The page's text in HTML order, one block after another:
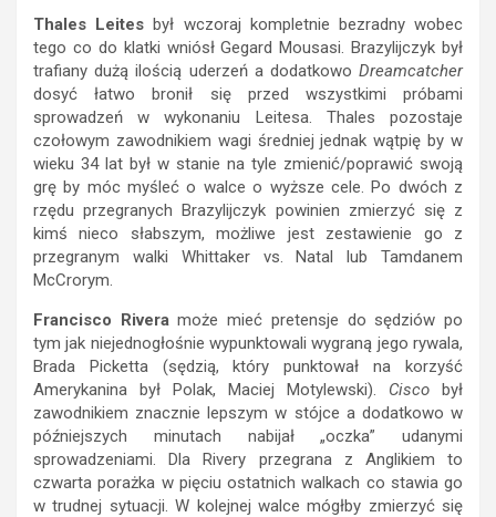
Thales Leites był wczoraj kompletnie bezradny wobec
tego co do klatki wniósł Gegard Mousasi. Brazylijczyk był
trafiany dużą ilością uderzeń a dodatkowo Dreamcatcher
dosyć łatwo bronił się przed wszystkimi próbami
sprowadzeń w wykonaniu Leitesa. Thales pozostaje
czołowym zawodnikiem wagi średniej jednak wątpię by w
wieku 34 lat był w stanie na tyle zmienić/poprawić swoją
grę by móc myśleć o walce o wyższe cele. Po dwóch z
rzędu przegranych Brazylijczyk powinien zmierzyć się z
kimś nieco słabszym, możliwe jest zestawienie go z
przegranym walki Whittaker vs. Natal lub Tamdanem
McCrorym.
Francisco Riveramoże mieć pretensje do sędziów po
tym jak niejednogłośnie wypunktowali wygraną jego rywala,
Brada Picketta (sędzią, który punktował na korzyść
Amerykanina był Polak, Maciej Motylewski). Cisco był
zawodnikiem znacznie lepszym w stójce a dodatkowo w
późniejszych minutach nabijał „oczka” udanymi
sprowadzeniami. Dla Rivery przegrana z Anglikiem to
czwarta porażka w pięciu ostatnich walkach co stawia go
w trudnej sytuacji. W kolejnej walce mógłby zmierzyć się